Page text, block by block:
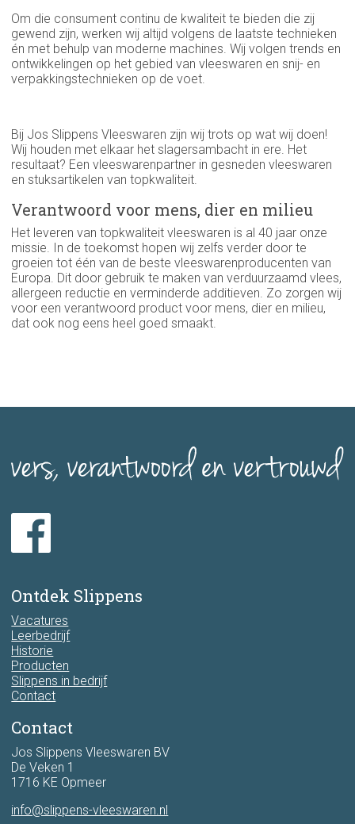
Om die consument continu de kwaliteit te bieden die zij
gewend zijn, werken wij altijd volgens de laatste technieken
én met behulp van moderne machines. Wij volgen trends en
ontwikkelingen op het gebied van vleeswaren en snij- en
verpakkingstechnieken op de voet.
Bij Jos Slippens Vleeswaren zijn wij trots op wat wij doen!
Wij houden met elkaar het slagersambacht in ere. Het
resultaat? Een vleeswarenpartner in gesneden vleeswaren
en stuksartikelen van topkwaliteit.
Verantwoord voor mens, dier en milieu
Het leveren van topkwaliteit vleeswaren is al 40 jaar onze
missie. In de toekomst hopen wij zelfs verder door te
groeien tot één van de beste vleeswarenproducenten van
Europa. Dit door gebruik te maken van verduurzaamd vlees,
allergeen reductie en verminderde additieven. Zo zorgen wij
voor een verantwoord product voor mens, dier en milieu,
dat ook nog eens heel goed smaakt.
Ontdek Slippens
Vacatures
Leerbedrijf
Historie
Producten
Slippens in bedrijf
Contact
Contact
Jos Slippens Vleeswaren BV
De Veken 1
1716 KE Opmeer
info@slippens-vleeswaren.nl